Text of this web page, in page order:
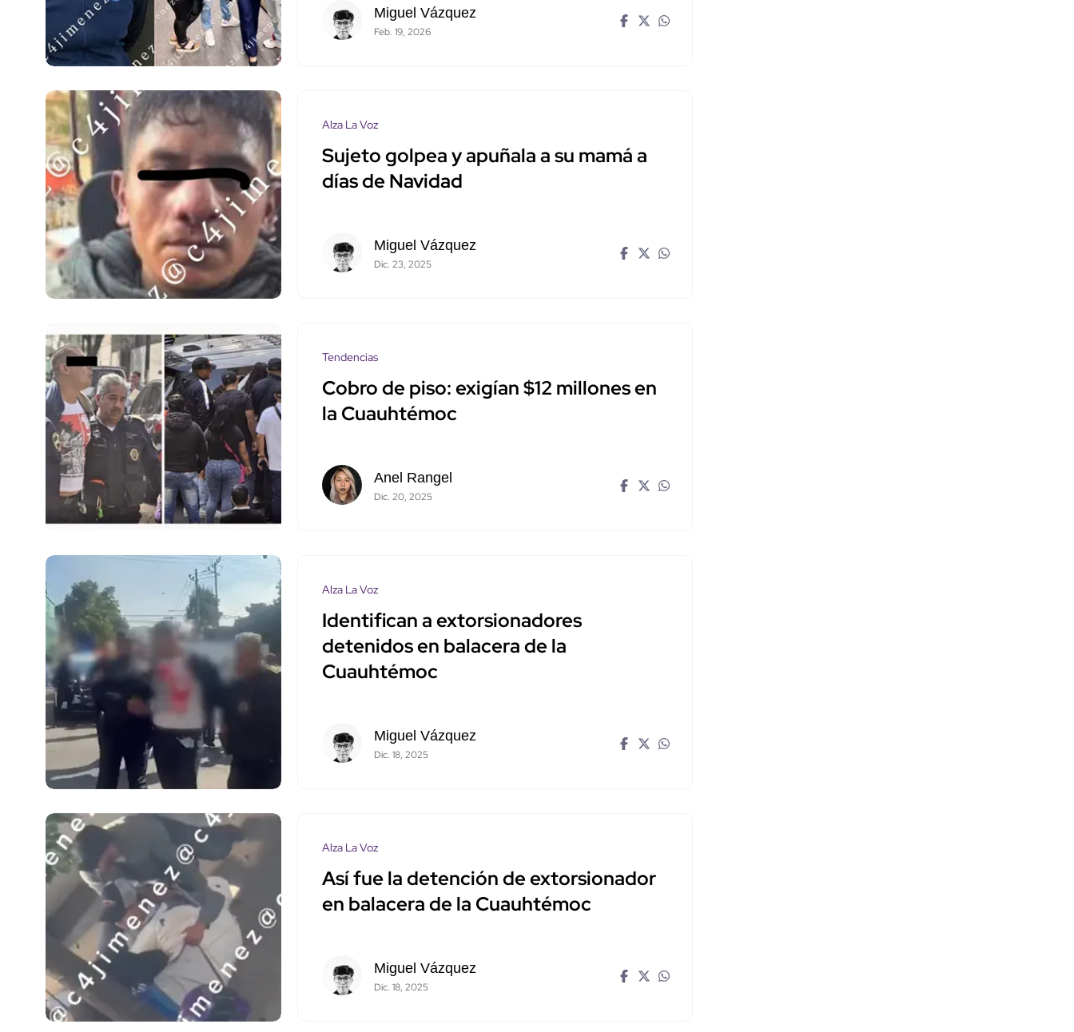
Miguel Vázquez
Feb. 19, 2026
Alza La Voz
Sujeto golpea y apuñala a su mamá a
días de Navidad
Miguel Vázquez
Dic. 23, 2025
Tendencias
Cobro de piso: exigían $12 millones en
la Cuauhtémoc
Anel Rangel
Dic. 20, 2025
Alza La Voz
Identifican a extorsionadores
detenidos en balacera de la
Cuauhtémoc
Miguel Vázquez
Dic. 18, 2025
Alza La Voz
Así fue la detención de extorsionador
en balacera de la Cuauhtémoc
Miguel Vázquez
Dic. 18, 2025